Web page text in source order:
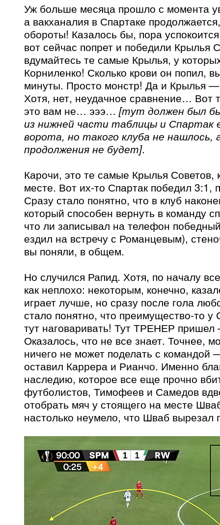
Уж больше месяца прошло с момента
а вакханалия в Спартаке
обороты! Казалось бы, пора
вот сейчас попрет и победили Крылья
вдумайтесь те самые Крылья, у
Корниленко! Сколько крови он попил,
минуты. Просто монстр! Да и Крылья
Хотя, нет, неудачное сравнение… Вот
это вам не… эээ… [тут должен был
из нижней части таблицы и Спартак
ворота, но такого клуба не нашлось,
продолжения не будет].
Карочи, это те самые Крылья Советов,
месте. Вот их-то Спартак победил 3:1,
Сразу стало понятно, что в клуб
который способен вернуть в команду
что ли записывал на телефон
ездил на встречу с Романцевым),
вы поняли, в общем.
Но случился Рапид. Хотя, по началу
как неплохо: некоторым, конечно,
играет лучше, но сразу после гола
стало понятно, что преимущество-то у
тут наговаривать! Тут ТРЕНЕР
Оказалось, что не все знает. Точнее,
ничего не может поделать с командой
оставил Каррера и Рианчо. Именно
наследию, которое все еще прочно
футболистов, Тимофеев и Самедов
отобрать мяч у стоящего на месте
настолько неумело, что Шваб вырезал